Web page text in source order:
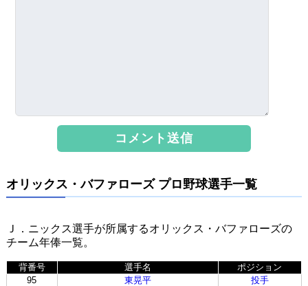
オリックス・バファローズ プロ野球選手一覧
Ｊ．ニックス選手が所属するオリックス・バファローズの
チーム年俸一覧。
背番号 選手名
ポジション
95
東晃平
投手